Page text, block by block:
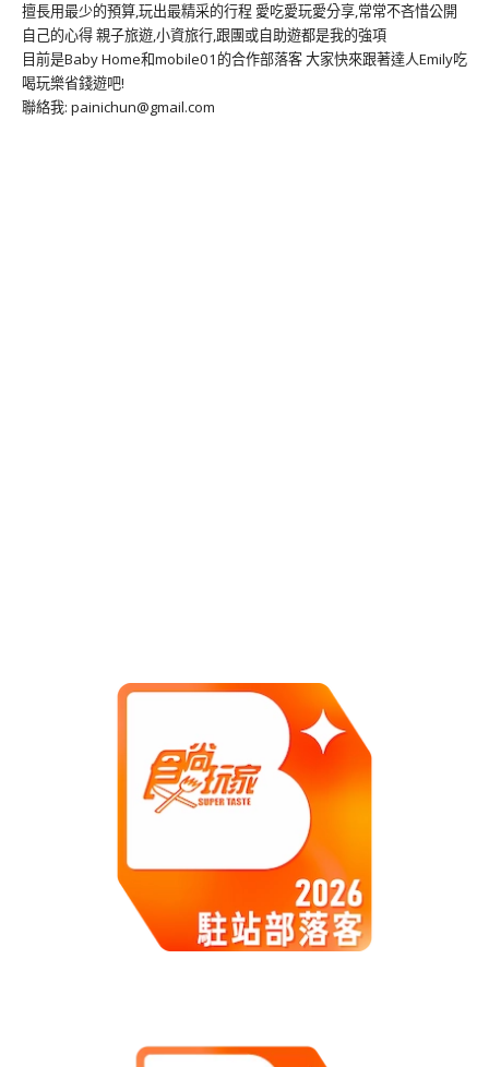
擅長用最少的預算,玩出最精采的行程 愛吃愛玩愛分享,常常不吝惜公開
自己的心得 親子旅遊,小資旅行,跟團或自助遊都是我的強項
目前是Baby Home和mobile01的合作部落客 大家快來跟著達人Emily吃
喝玩樂省錢遊吧!
聯絡我: painichun@gmail.com